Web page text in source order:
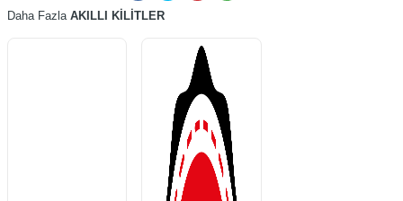
Daha Fazla AKILLI KİLİTLER